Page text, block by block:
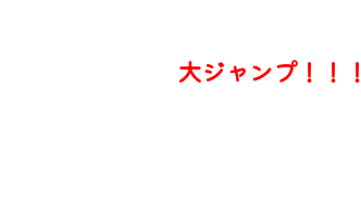
大ジャンプ！！！